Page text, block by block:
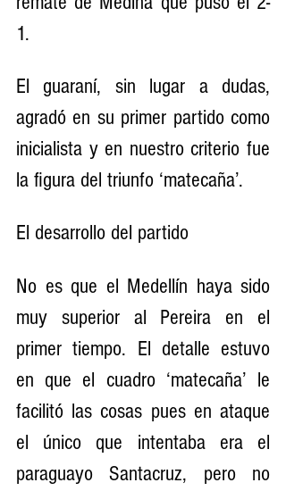
1.
El guaraní, sin lugar a dudas,
agradó en su primer partido como
inicialista y en nuestro criterio fue
la figura del triunfo ‘matecaña’.
El desarrollo del partido
No es que el Medellín haya sido
muy superior al Pereira en el
primer tiempo. El detalle estuvo
en que el cuadro ‘matecaña’ le
facilitó las cosas pues en ataque
el único que intentaba era el
paraguayo Santacruz, pero no